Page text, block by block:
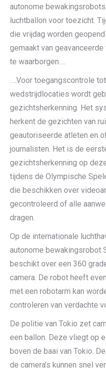
autonome bewakingsrobots
luchtballon voor toezicht.
die vrijdag worden
gemaakt van
te waarborgen….
….Voor toegangscontrole
wedstrijdlocaties wordt
gezichtsherkenning. Het
herkent de gezichten van
geautoriseerde atleten en
journalisten. Het is de
gezichtsherkenning op
tijdens de Olympische
die beschikken over
gecontroleerd of alle
dragen.
Op de internationale
autonome bewakingsrobot
beschikt over een 360
camera. De robot heeft
met een robotarm kan
controleren van verdachte
De politie van Tokio zet
een ballon. Deze vliegt op
boven de baai van Tokio.
de camera’s kunnen snel